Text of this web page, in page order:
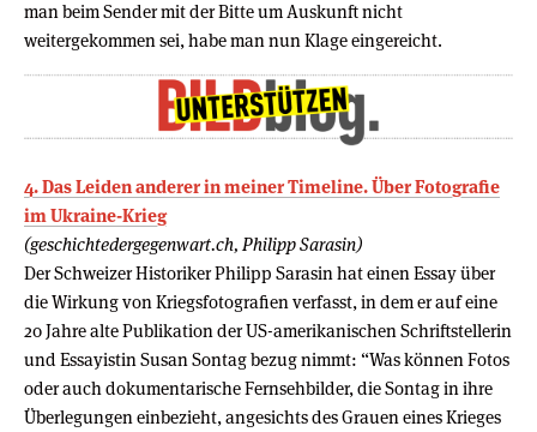
man beim Sender mit der Bitte um Auskunft nicht
weitergekommen sei, habe man nun Klage eingereicht.
4. Das Leiden anderer in meiner Timeline. Über Fotografie
im Ukraine-Krieg
(geschichtedergegenwart.ch, Philipp Sarasin)
Der Schweizer Historiker Philipp Sarasin hat einen Essay über
die Wirkung von Kriegsfotografien verfasst, in dem er auf eine
20 Jahre alte Publikation der US-amerikanischen Schriftstellerin
und Essayistin Susan Sontag bezug nimmt: “Was können Fotos
oder auch dokumentarische Fernsehbilder, die Sontag in ihre
Überlegungen einbezieht, angesichts des Grauen eines Krieges